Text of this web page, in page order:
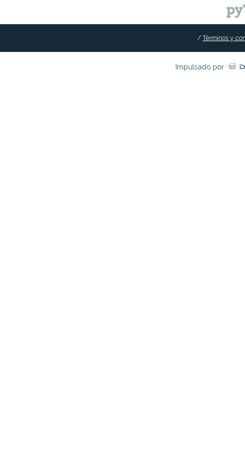
/ Términos y
Impulsado por